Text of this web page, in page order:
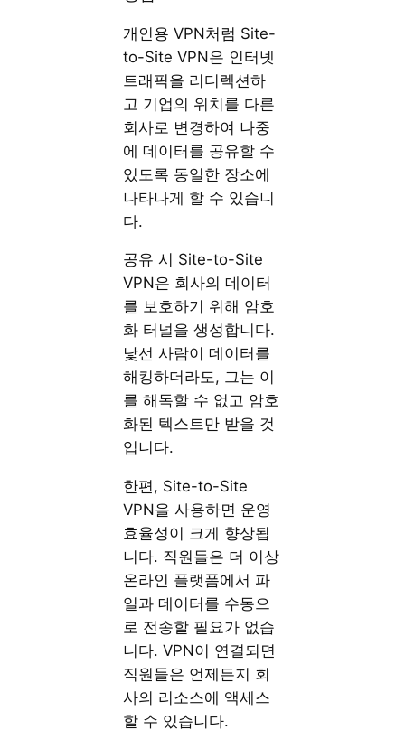
개인용 VPN처럼 Site-
to-Site VPN은 인터넷
트래픽을 리디렉션하
고 기업의 위치를 다른
회사로 변경하여 나중
에 데이터를 공유할 수
있도록 동일한 장소에
나타나게 할 수 있습니
다.
공유 시 Site-to-Site
VPN은 회사의 데이터
를 보호하기 위해 암호
화 터널을 생성합니다.
낯선 사람이 데이터를
해킹하더라도, 그는 이
를 해독할 수 없고 암호
화된 텍스트만 받을 것
입니다.
한편, Site-to-Site
VPN을 사용하면 운영
효율성이 크게 향상됩
니다. 직원들은 더 이상
온라인 플랫폼에서 파
일과 데이터를 수동으
로 전송할 필요가 없습
니다. VPN이 연결되면
직원들은 언제든지 회
사의 리소스에 액세스
할 수 있습니다.